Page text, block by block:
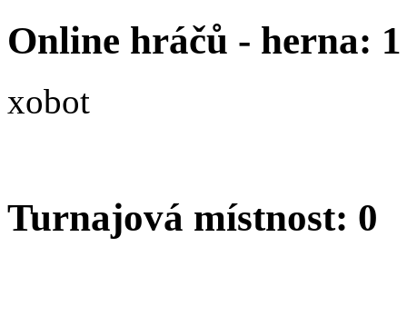
Online hráčů - herna: 1
xobot
Turnajová místnost: 0